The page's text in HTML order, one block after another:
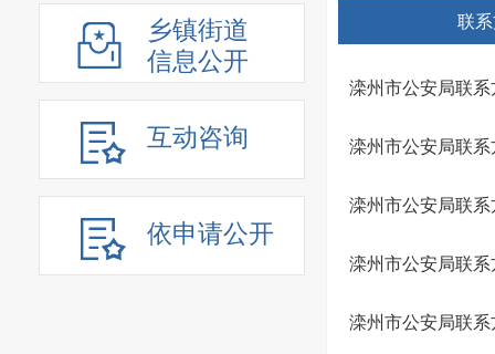
乡镇街道
信息公开
互动咨询
依申请公开
联
滦州市公安局联系
滦州市公安局联系
滦州市公安局联系
滦州市公安局联系
滦州市公安局联系